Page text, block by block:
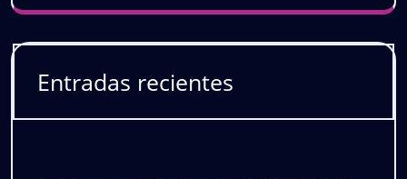
Entradas recientes